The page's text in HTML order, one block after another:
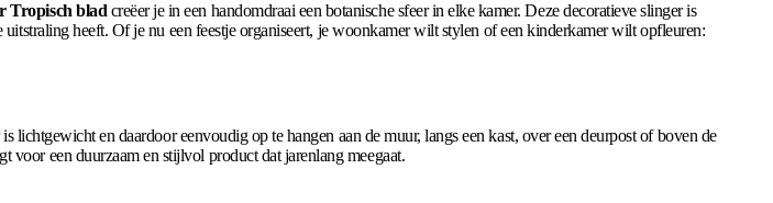
Tropisch blad creëer je in een handomdraai een botanische sfeer in elke kamer. Deze decoratieve slinger is
heeft. Of je nu een feestje organiseert, je woonkamer wilt stylen of een kinderkamer wilt opfleuren:
en daardoor eenvoudig op te hangen aan de muur, langs een kast, over een deurpost of boven de
voor een duurzaam en stijlvol product dat jarenlang meegaat.